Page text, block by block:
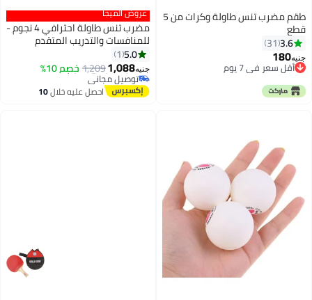
طقم مضرب تنس طاولة وكرات من 5
قطع
3.6
31
جنيه180
أقل سعر في 7 يوم
أقل سعر في 7 يوم
عروض الميجا
مضرب تنس طاولة احترافي 4 نجوم -
للمنافسات والتدريب المتقدم
5.0
1
جنيه1,088
1,209خصم 10%
#5 في مضارب تنس الطاولة
أقل سعر في 7 يوم
توصيل مجاني
#5 في مضارب تنس الطاولة
احصل عليه خلال10